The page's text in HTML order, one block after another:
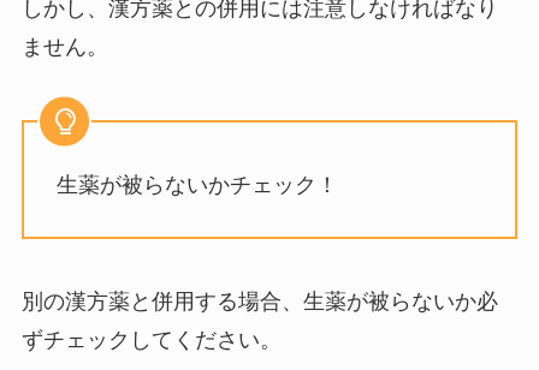
しかし、漢方薬との併用には注意しなければなり
ません。
生薬が被らないかチェック！
別の漢方薬と併用する場合、生薬が被らないか必
ずチェックしてください。